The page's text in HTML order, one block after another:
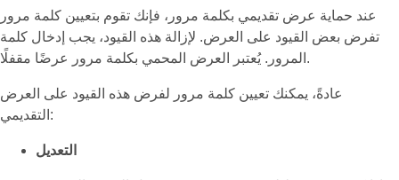
عند حماية عرض تقديمي بكلمة مرور، فإنك تقوم بتعيين كلمة مرور
تفرض بعض القيود على العرض. لإزالة هذه القيود، يجب إدخال كلمة
المرور. يُعتبر العرض المحمي بكلمة مرور عرضًا مقفلًا.
عادةً، يمكنك تعيين كلمة مرور لفرض هذه القيود على العرض
التقديمي:
التعديل